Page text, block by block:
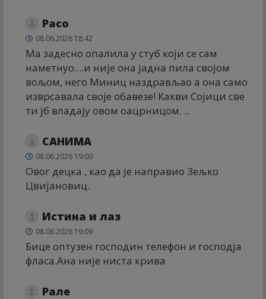
Расо
08.06.2026 18:42
Ма задесно опалила у стуб који се сам
наметнуо....и није она јадна пила својом
вољом, него Миниц наздрављао а она само
изврсавала своје обавезе! Какви Сојици све
ти јб владају овом оацрницом. ..
САНИМА
08.06.2026 19:00
Овог децка , као да је направио Зељко
Цвијановиц.
Истина и лаз
08.06.2026 19:09
Бице оптузен господин телефон и господја
фласа.Ана није ниста крива
Рале